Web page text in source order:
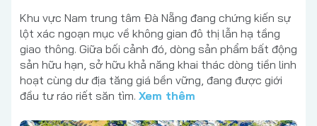
Khu vực Nam trung tâm Đà Nẵng đang chứng kiến sự
lột xác ngoạn mục về không gian đô thị lẫn hạ tầng
giao thông. Giữa bối cảnh đó, dòng sản phẩm bất động
sản hữu hạn, sở hữu khả năng khai thác dòng tiền linh
hoạt cùng dư địa tăng giá bền vững, đang được giới
đầu tư ráo riết săn tìm. Xem thêm